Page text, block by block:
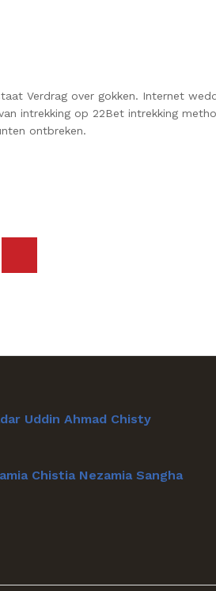
Verdrag over gokken. Internet
intrekking op 22Bet intrekking
ontbreken.
Uddin Ahmad Chisty
Chistia Nezamia Sangha